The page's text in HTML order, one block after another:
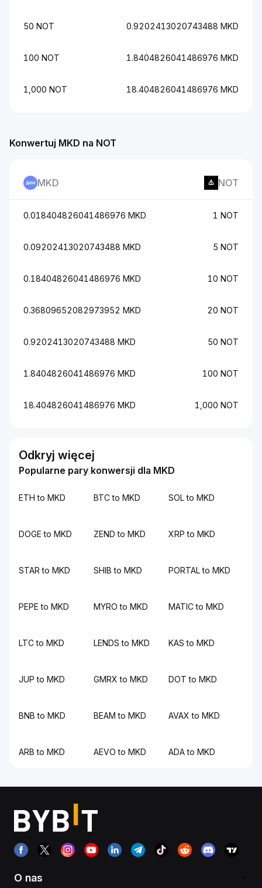
50 NOT 0.9202413020743488 MKD
100 NOT 1.8404826041486976 MKD
1,000 NOT 18.404826041486976 MKD
Konwertuj MKD na NOT
MKD NOT
0.018404826041486976 MKD 1 NOT
0.09202413020743488 MKD 5 NOT
0.18404826041486976 MKD 10 NOT
0.36809652082973952 MKD 20 NOT
0.9202413020743488 MKD 50 NOT
1.8404826041486976 MKD 100 NOT
18.404826041486976 MKD 1,000 NOT
Odkryj więcej
Popularne pary konwersji dla MKD
ETH to MKD BTC to MKD SOL to MKD
DOGE to MKD ZEND to MKD XRP to MKD
STAR to MKD SHIB to MKD PORTAL to MKD
PEPE to MKD MYRO to MKD MATIC to MKD
LTC to MKD LENDS to MKD KAS to MKD
JUP to MKD GMRX to MKD DOT to MKD
BNB to MKD BEAM to MKD AVAX to MKD
ARB to MKD AEVO to MKD ADA to MKD
O nas